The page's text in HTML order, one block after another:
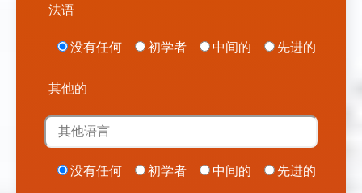
法语
没有任何 初学者 中间的 先进的
其他的
没有任何 初学者 中间的 先进的